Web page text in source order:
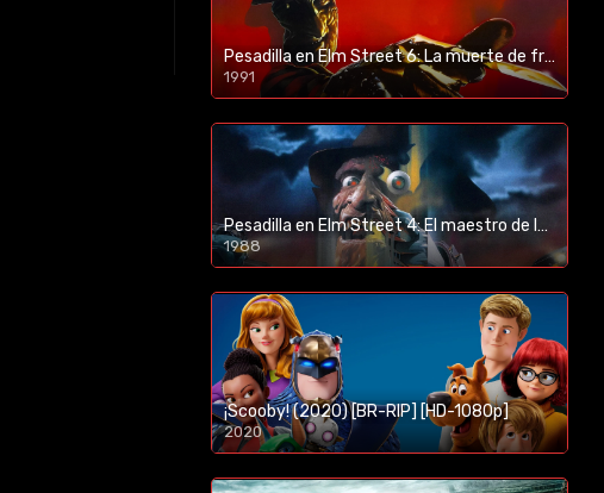
Pesadilla en Elm Street 6: La muerte de freddy (1991) [BR-RIP] [HD-1080p]
1991
Pesadilla en Elm Street 4: El maestro de los sueños (1988) [BR-RIP] [HD-1080p]
1988
¡Scooby! (2020) [BR-RIP] [HD-1080p]
2020
1080p/720p